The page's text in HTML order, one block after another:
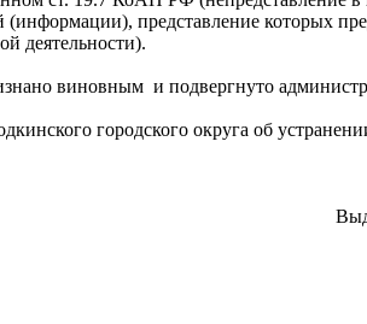
представление которых
деятельности).
виновным и подвергнуто
городского округа об